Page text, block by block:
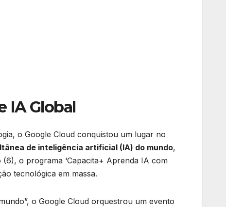
IA Global
o Google Cloud conquistou um lugar no
de inteligência artificial (IA) do mundo,
o programa ‘Capacita+ Aprenda IA com
tecnológica em massa.
o Google Cloud orquestrou um evento